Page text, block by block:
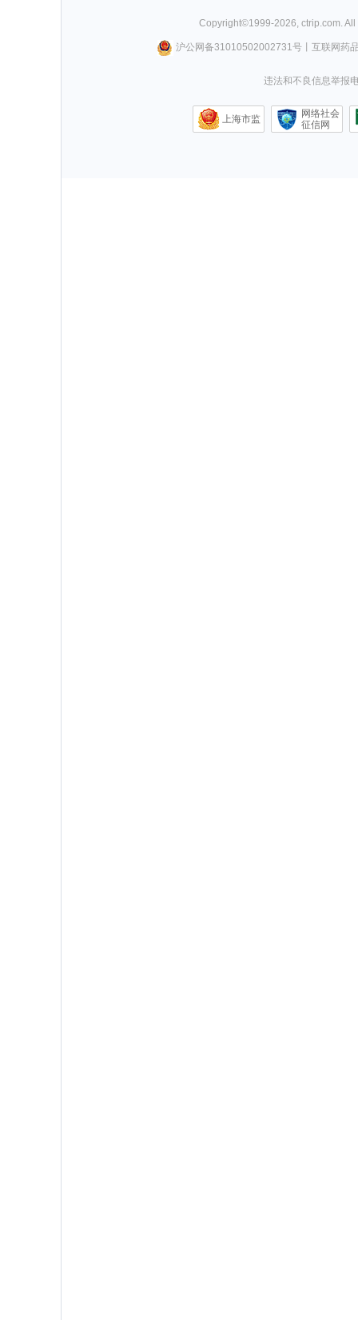
Copyright©1999-2026 ctrip.com .
沪公网备31010502002731号丨 互联网药
违法和不良信息举报
上海市监
网络社会
征信网